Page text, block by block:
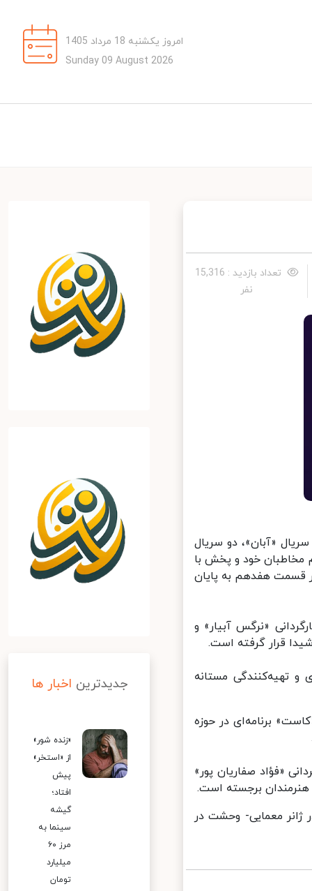
امروز یکشنبه 18 مرداد 1405
Sunday 09 August 2026
تعداد بازدید : 15,316
نفر
«آبان»، دو سریال
مخاطبان خود و پخش با
قسمت هفدهم به پایان
«نرگس آبیار» و
قرار گرفته است.
تهیه‌کنندگی مستانه
برنامه‌ای در حوزه
«فؤاد صفاریان پور»
معمایی- وحشت در
جدیدترین اخبار ها
«زنده شور»
از «استخر»
پیش
افتاد؛
گیشه
سینما به
مرز ۶۰
میلیارد
تومان